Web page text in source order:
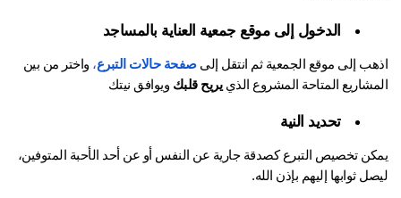
الدخول إلى موقع جمعية العناية بالمساجد
إلى موقع الجمعية ثم انتقل إلى صفحة حالات التبرع،
واختر من بين
المتاحة المشروع الذي يريح قلبك ويوافق نيتك
تحديد النية
يمكن تخصيص التبرع كصدقة جارية عن النفس أو عن أحد الأحبة المتوفين،
ثوابها إليهم بإذن الله.